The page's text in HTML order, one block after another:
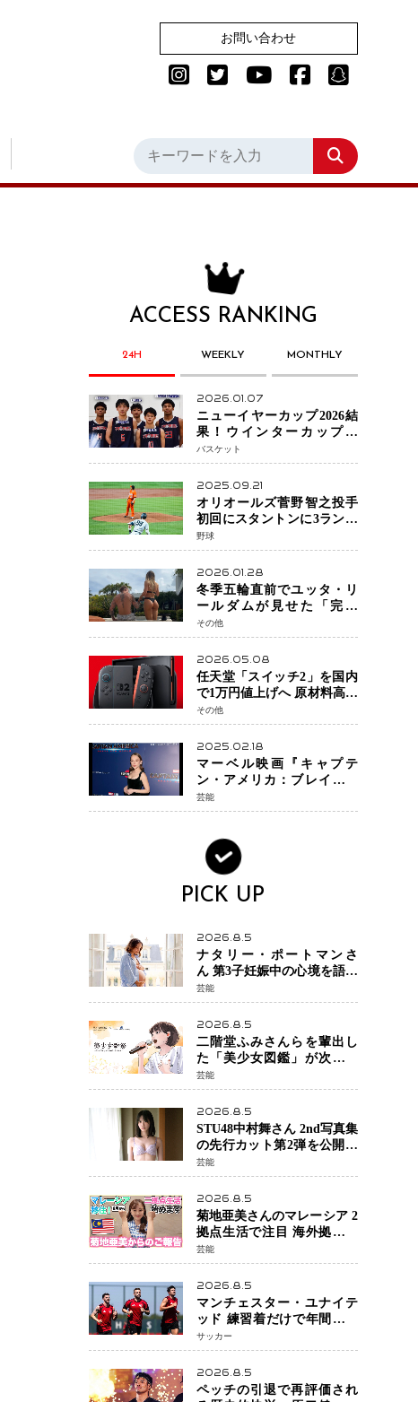
お問い合わせ
ACCESS RANKING
24H WEEKLY MONTHLY
2026.01.07
ニューイヤーカップ2026結
果！ウインターカップ王
者・福岡大大濠が貫禄V！
東山は“背番号継承”で新た
な物語を刻む
バスケット
2025.09.21
オリオールズ菅野智之投手
初回にスタントンに3ラン被
弾 3回6安打4失点で降板
野球
2026.01.28
冬季五輪直前でユッタ・リ
ールダムが見せた「完成
形」転倒と涙を越えて─ミラ
ノで金を狙うオランダ女王
の現在地
その他
2026.05.08
任天堂「スイッチ2」を国内
で1万円値上げへ 原材料高騰
で価格改定「スイッチオン
ライン」も引き上げ
その他
2025.02.18
マーベル映画『キャプテ
ン・アメリカ：ブレイブ・
ニュー・ワールド』 新ブラ
ック・ウィドウ役のシラ・
芸能
PICK UP
2026.8.5
ナタリー・ポートマンさ
ん 第3子妊娠中の心境を語る
「嗅覚がとても敏感に」マ
タニティフォトも公開
芸能
2026.8.5
二階堂ふみさんらを輩出し
た「美少女図鑑」が次世代
歌姫を発掘 エイベックスと
「美少女歌祭2026」開催決
定 福岡審査を初導入で全
国規模へ
芸能
2026.8.5
STU48中村舞さん 2nd写真集
の先行カット第2弾を公開
北海道ロケで見せた“大人の
魅力”と新たな挑戦
芸能
2026.8.5
菊地亜美さんのマレーシア 2
拠点生活で注目 海外拠点化
による「芸能活動と税務」
の関係とは
芸能
2026.8.5
マンチェスター・ユナイテ
ッド 練習着だけで年間約42
億円の巨額収入 世界最高
額級スポンサー契約が示す
サッカーの圧倒的な価値
サッカー
2026.8.5
ペッチの引退で再評価され